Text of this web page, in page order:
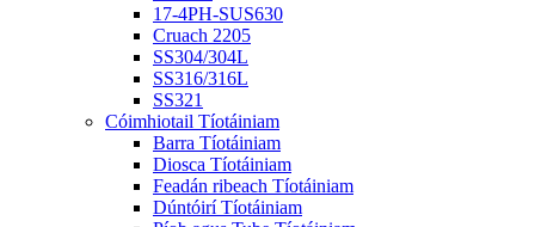
17-4PH-SUS630
Cruach 2205
SS304/304L
SS316/316L
SS321
Cóimhiotail Tíotáiniam
Barra Tíotáiniam
Diosca Tíotáiniam
Feadán ribeach Tíotáiniam
Dúntóirí Tíotáiniam